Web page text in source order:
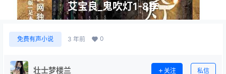
艾宝良_鬼吹灯1-8季
免费有声小说 3 年前 0
壮士梦楼兰 关注 私信